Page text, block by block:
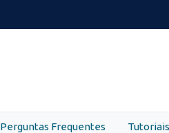
Perguntas Frequentes Tutoriais